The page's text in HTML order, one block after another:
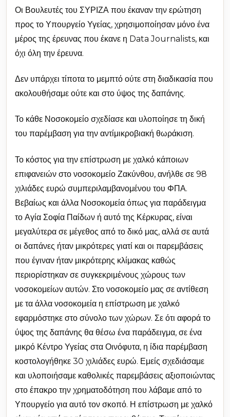
Οι Βουλευτές του ΣΥΡΙΖΑ που έκαναν την ερώτηση
προς το Υπουργείο Υγείας, χρησιμοποίησαν μόνο ένα
μέρος της έρευνας που έκανε η Data Journalists, και
όχι όλη την έρευνα.
Δεν υπάρχει τίποτα το μεμπτό ούτε στη διαδικασία που
ακολουθήσαμε ούτε και στο ύψος της δαπάνης.
Το κάθε Νοσοκομείο σχεδίασε και υλοποίησε τη δική
του παρέμβαση για την αντίμικροβιακή θωράκιση.
Το κόστος για την επίστρωση με χαλκό κάποιων
επιφανειών στο νοσοκομείο Ζακύνθου, ανήλθε σε 98
χιλιάδες ευρώ συμπεριλαμβανομένου του ΦΠΑ.
Βεβαίως και άλλα Νοσοκομεία όπως για παράδειγμα
το Αγία Σοφία Παίδων ή αυτό της Κέρκυρας, είναι
μεγαλύτερα σε μέγεθος από το δικό μας, αλλά σε αυτά
οι δαπάνες ήταν μικρότερες γιατί και οι παρεμβάσεις
που έγιναν ήταν μικρότερης κλίμακας καθώς
περιορίστηκαν σε συγκεκριμένους χώρους των
νοσοκομείων αυτών. Στο νοσοκομείο μας σε αντίθεση
με τα άλλα νοσοκομεία η επίστρωση με χαλκό
εφαρμόστηκε στο σύνολο των χώρων. Σε ότι αφορά το
ύψος της δαπάνης θα θέσω ένα παράδειγμα, σε ένα
μικρό Κέντρο Υγείας στα Οινόφυτα, η ίδια παρέμβαση
κοστολογήθηκε 30 χιλιάδες ευρώ. Εμείς σχεδιάσαμε
και υλοποιήσαμε καθολικές παρεμβάσεις αξιοποιώντας
στο έπακρο την χρηματοδότηση που λάβαμε από το
Υπουργείο για αυτό τον σκοπό. Η επίστρωση με χαλκό